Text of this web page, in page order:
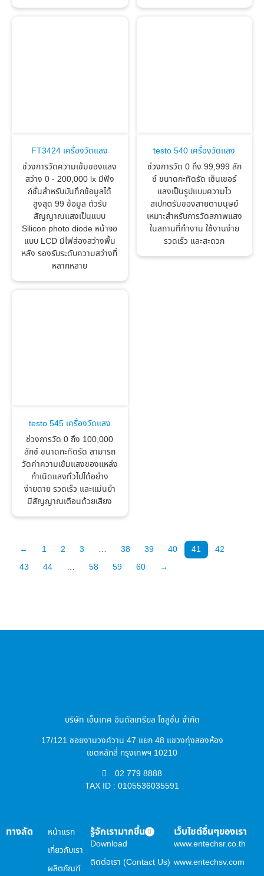
FT3424 เครื่องวัดแสง
ช่วงการวัดความเข้มของแสง
สว่าง 0 - 200,000 lx มีฟัง
ก์ชั่นสำหรับบันทึกข้อมูลได้
สูงสุด 99 ข้อมูล ตัวรับ
สัญญาณแสงเป็นแบบ
Silicon photo diode หน้าจอ
แบบ LCD มีไฟส่องสว่างพื้น
หลัง รองรับระดับความสว่างที่
หลากหลาย
testo 540 เครื่องวัดแสง
ช่วงการวัด 0 ถึง 99,999 ลัก
ซ์ ขนาดกะทัดรัด เซ็นเซอร์
แสงเป็นรูปแบบความไว
สเปกตรัมของสายตามนุษย์
เหมาะสำหรับการวัดสภาพแสง
ในสถานที่ทำงาน ใช้งานง่าย
รวดเร็ว และสะดวก
testo 545 เครื่องวัดแสง
ช่วงการวัด 0 ถึง 100,000
ลักซ์ ขนาดกะทัดรัด สามารถ
วัดค่าความเข้มแสงของแหล่ง
กำเนิดแสงทั่วไปได้อย่าง
ง่ายดาย รวดเร็ว และแม่นยำ
มีสัญญาณเตือนด้วยเสียง
← 1 2 3 … 38 39 40 41
42
43
44 … 58 59 60 →
บริษัท เอ็นเทค อินดัสเทรียล โซลูชั่น จำกัด
17/121 ซอยงามวงศ์วาน 47 แยก 48 แขวงทุ่งสองห้อง
เขตหลักสี่ กรุงเทพฯ 10210
02 779 8888
TAX ID : 0105536035591
ทางลัด
หน้าแรก
เกี่ยวกับเรา
ผลิตภัณฑ์
รู้จักเรามากขึ้น
Download
ติดต่อเรา (Contact Us)
เว็บไซต์อื่นๆของเรา
www.entechsr.co.th
www.entechsv.com